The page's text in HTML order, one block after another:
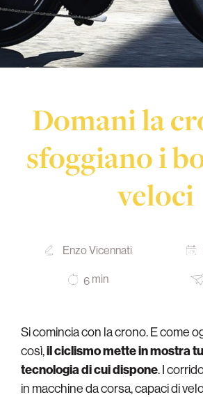
Domani la
sfoggiano i
veloci
Enzo Vicennati
6 min
Si comincia con la crono. E come
così,il ciclismo mette in mostra
tecnologia di cui dispone. I
in macchine da corsa, capaci di